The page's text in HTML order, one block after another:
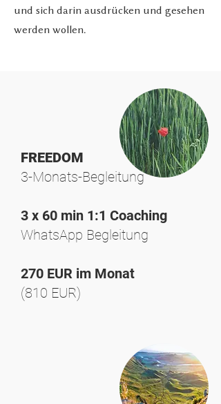
und sich darin ausdrücken und gesehen
werden wollen.
FREEDOM
3-Monats-Begleitung
3 x 60 min 1:1 Coaching
WhatsApp Begleitung
270 EUR im Monat
(810 EUR)